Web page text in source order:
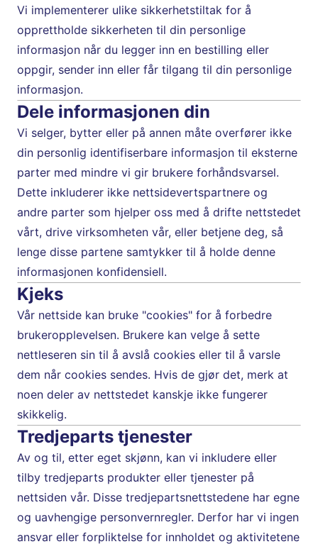
Vi implementerer ulike sikkerhetstiltak for å
opprettholde sikkerheten til din personlige
informasjon når du legger inn en bestilling eller
oppgir, sender inn eller får tilgang til din personlige
informasjon.
Dele informasjonen din
Vi selger, bytter eller på annen måte overfører ikke
din personlig identifiserbare informasjon til eksterne
parter med mindre vi gir brukere forhåndsvarsel.
Dette inkluderer ikke nettsidevertspartnere og
andre parter som hjelper oss med å drifte nettstedet
vårt, drive virksomheten vår, eller betjene deg, så
lenge disse partene samtykker til å holde denne
informasjonen konfidensiell.
Kjeks
Vår nettside kan bruke "cookies" for å forbedre
brukeropplevelsen. Brukere kan velge å sette
nettleseren sin til å avslå cookies eller til å varsle
dem når cookies sendes. Hvis de gjør det, merk at
noen deler av nettstedet kanskje ikke fungerer
skikkelig.
Tredjeparts tjenester
Av og til, etter eget skjønn, kan vi inkludere eller
tilby tredjeparts produkter eller tjenester på
nettsiden vår. Disse tredjepartsnettstedene har egne
og uavhengige personvernregler. Derfor har vi ingen
ansvar eller forpliktelse for innholdet og aktivitetene